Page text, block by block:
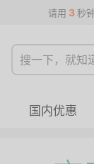
请用 3 秒
国内优惠